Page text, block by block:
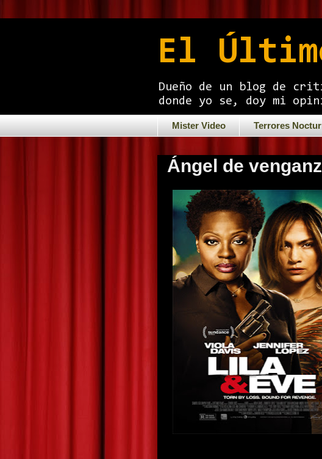
El
Dueño de un blog de
donde yo se, doy mi
Mister Video Terrores
Ángel de